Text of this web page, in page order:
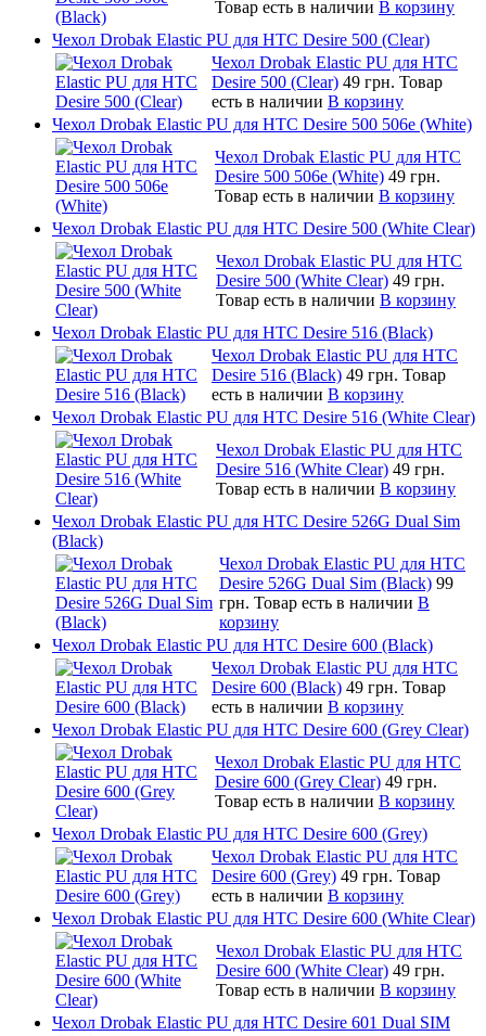
Товар есть в наличии В корзину
Чехол Drobak Elastic PU для HTC Desire 500 (Clear)
Чехол Drobak Elastic PU для HTC
Desire 500 (Clear) 49 грн. Товар
есть в наличии В корзину
Чехол Drobak Elastic PU для HTC Desire 500 506e (White)
Чехол Drobak Elastic PU для HTC
Desire 500 506e (White) 49 грн.
Товар есть в наличии В корзину
Чехол Drobak Elastic PU для HTC Desire 500 (White Clear)
Чехол Drobak Elastic PU для HTC
Desire 500 (White Clear) 49 грн.
Товар есть в наличии В корзину
Чехол Drobak Elastic PU для HTC Desire 516 (Black)
Чехол Drobak Elastic PU для HTC
Desire 516 (Black) 49 грн. Товар
есть в наличии В корзину
Чехол Drobak Elastic PU для HTC Desire 516 (White Clear)
Чехол Drobak Elastic PU для HTC
Desire 516 (White Clear) 49 грн.
Товар есть в наличии В корзину
Чехол Drobak Elastic PU для HTC Desire 526G Dual Sim
(Black)
Чехол Drobak Elastic PU для HTC
Desire 526G Dual Sim (Black) 99
грн. Товар есть в наличии В
корзину
Чехол Drobak Elastic PU для HTC Desire 600 (Black)
Чехол Drobak Elastic PU для HTC
Desire 600 (Black) 49 грн. Товар
есть в наличии В корзину
Чехол Drobak Elastic PU для HTC Desire 600 (Grey Clear)
Чехол Drobak Elastic PU для HTC
Desire 600 (Grey Clear) 49 грн.
Товар есть в наличии В корзину
Чехол Drobak Elastic PU для HTC Desire 600 (Grey)
Чехол Drobak Elastic PU для HTC
Desire 600 (Grey) 49 грн. Товар
есть в наличии В корзину
Чехол Drobak Elastic PU для HTC Desire 600 (White Clear)
Чехол Drobak Elastic PU для HTC
Desire 600 (White Clear) 49 грн.
Товар есть в наличии В корзину
Чехол Drobak Elastic PU для HTC Desire 601 Dual SIM